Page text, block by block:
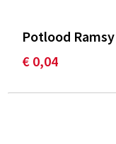
Potlood Ramsy
€ 0,04